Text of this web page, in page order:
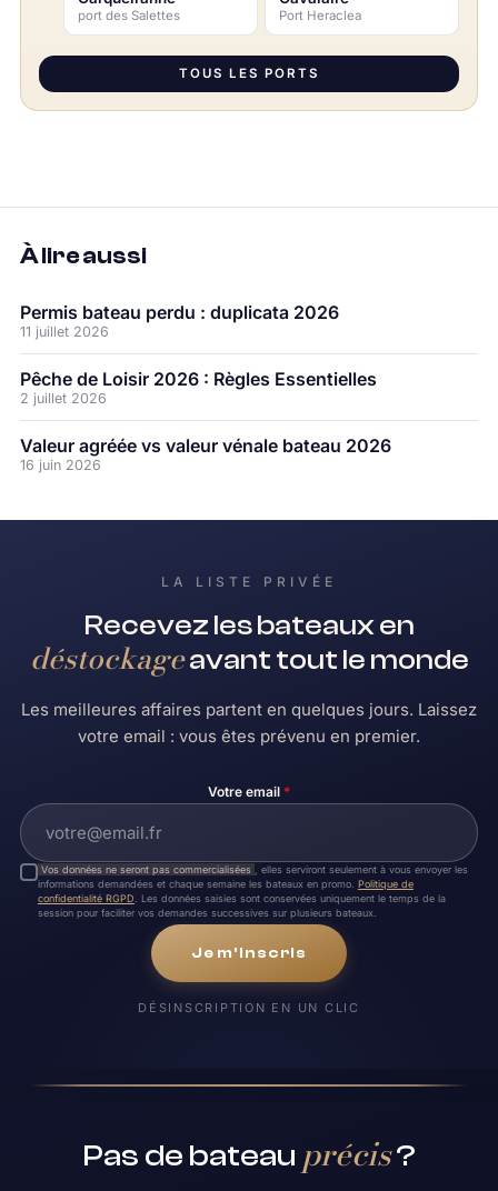
port des Salettes Port Heraclea
TOUS LES PORTS
À lire aussi
Permis bateau perdu : duplicata 2026
11 juillet 2026
Pêche de Loisir 2026 : Règles Essentielles
2 juillet 2026
Valeur agréée vs valeur vénale bateau 2026
16 juin 2026
LA LISTE PRIVÉE
Recevez les bateaux en
déstockageavant tout le monde
Les meilleures affaires partent en quelques jours. Laissez
votre email : vous êtes prévenu en premier.
Votre email *
Vos données ne seront pas commercialisées
, elles serviront seulement à vous envoyer les
informations demandées et chaque semaine les bateaux en promo. Politique de
confidentialité RGPD . Les données saisies sont conservées uniquement le temps de la
session pour faciliter vos demandes successives sur plusieurs bateaux.
Je m'inscris
DÉSINSCRIPTION EN UN CLIC
Pas de bateau précis?